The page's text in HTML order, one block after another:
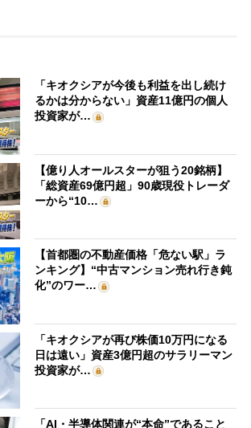
「キオクシアが今後も利益を出し続け
るかは分からない」資産11億円の個人
投資家が…
【億り人オールスターが狙う20銘柄】
「総資産69億円超」90歳現役トレーダ
ーから“10…
【首都圏の不動産価格「危ない駅」ラ
ンキング】“中古マンション売れ行き鈍
化”のワー…
「キオクシアが再び株価10万円になる
日は遠い」資産3億円超のサラリーマン
投資家が…
「AI・半導体関連が“本命”であること